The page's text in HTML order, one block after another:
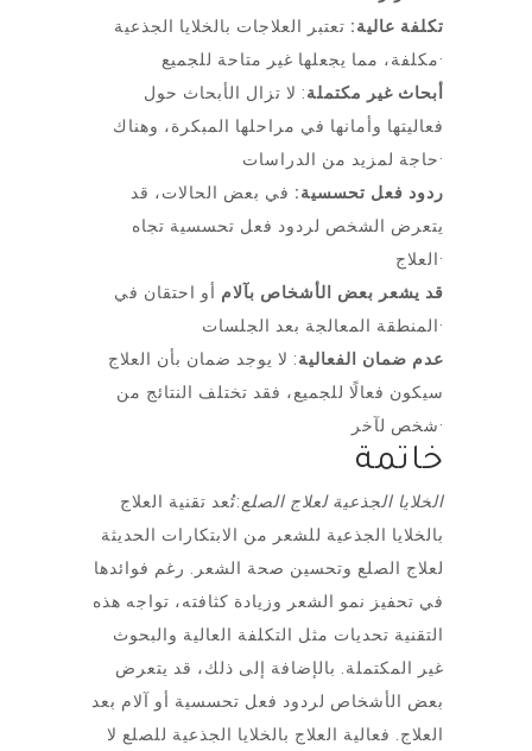
تكلفة عالية: تعتبر العلاجات بالخلايا الجذعية
مكلفة، مما يجعلها غير متاحة للجميع·
أبحاث غير مكتملة: لا تزال الأبحاث حول
فعاليتها وأمانها في مراحلها المبكرة، وهناك
حاجة لمزيد من الدراسات·
ردود فعل تحسسية: في بعض الحالات، قد
يتعرض الشخص لردود فعل تحسسية تجاه
العلاج·
قد يشعر بعض الأشخاص بآلام أو احتقان في
المنطقة المعالجة بعد الجلسات·
عدم ضمان الفعالية: لا يوجد ضمان بأن العلاج
سيكون فعالًا للجميع، فقد تختلف النتائج من
شخص لآخر·
خاتمة
الخلايا الجذعية لعلاج الصلع:تُعد تقنية العلاج
بالخلايا الجذعية للشعر من الابتكارات الحديثة
لعلاج الصلع وتحسين صحة الشعر. رغم فوائدها
في تحفيز نمو الشعر وزيادة كثافته، تواجه هذه
التقنية تحديات مثل التكلفة العالية والبحوث
غير المكتملة. بالإضافة إلى ذلك، قد يتعرض
بعض الأشخاص لردود فعل تحسسية أو آلام بعد
العلاج. فعالية العلاج بالخلايا الجذعية للصلع لا